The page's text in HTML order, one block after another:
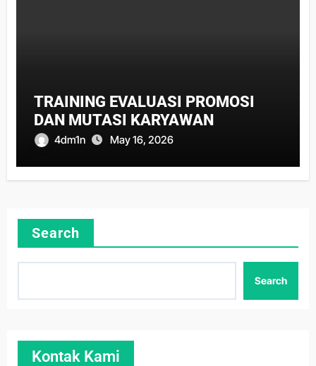
TRAINING EVALUASI PROMOSI
DAN MUTASI KARYAWAN
4dm1n May 16, 2026
Search
Search
Kontak Kami